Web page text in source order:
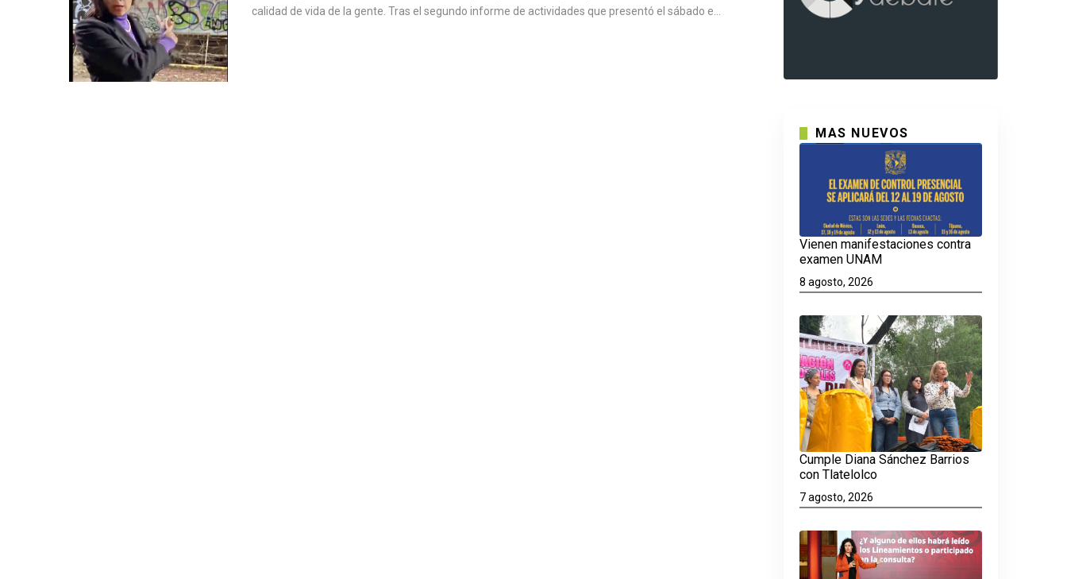
calidad de vida de la gente. Tras el segundo informe de actividades que presentó el sábado e...
MAS NUEVOS
Vienen manifestaciones contra
examen UNAM
8 agosto, 2026
Cumple Diana Sánchez Barrios
con Tlatelolco
7 agosto, 2026